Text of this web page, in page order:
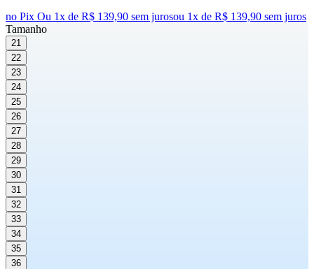
no Pix Ou 1x de R$ 139,90 sem jurosou 1x de R$ 139,90 sem juros
Tamanho
21
22
23
24
25
26
27
28
29
30
31
32
33
34
35
36